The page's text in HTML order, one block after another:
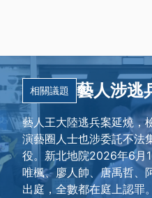
相關議題 藝人涉逃
藝人王大陸逃兵案延燒，
演藝圈人士也涉委託不法
役。新北地院2026年6月
唯楓、廖人帥、唐禹哲、
出庭，全數都在庭上認罪